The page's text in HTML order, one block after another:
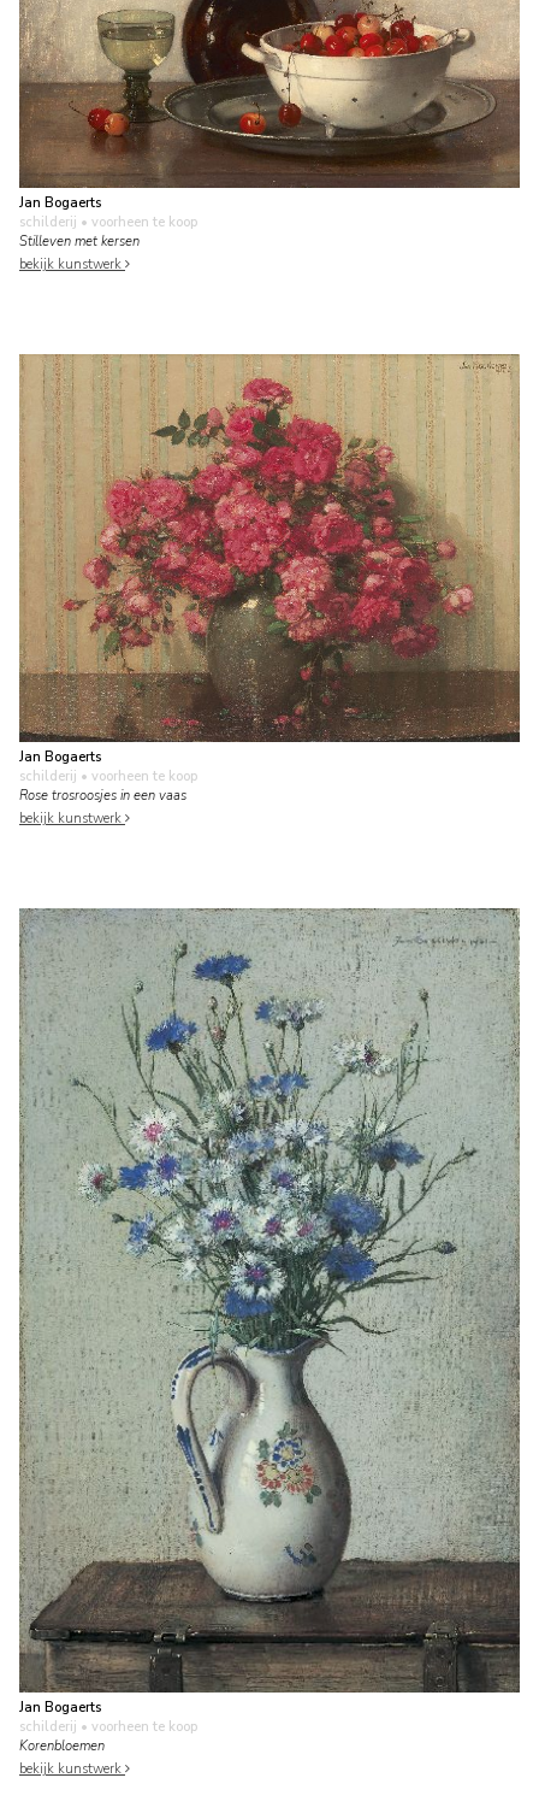
Jan Bogaerts
schilderij • voorheen te koop
Stilleven met kersen
bekijk kunstwerk
Jan Bogaerts
schilderij • voorheen te koop
Rose trosroosjes in een vaas
bekijk kunstwerk
Jan Bogaerts
schilderij • voorheen te koop
Korenbloemen
bekijk kunstwerk